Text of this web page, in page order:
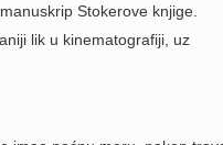
Stokerove knjige.
lik u kinematografiji, uz